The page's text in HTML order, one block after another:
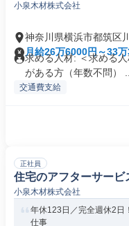
小泉木材株式会社
神奈川県横浜市都筑区
月給26万6000円～33
求める人材: ＜求める
がある方（年数不問） ...
交通費支給
正社員
住宅のアフターサービ
小泉木材株式会社
年休123日／完全週休2
仕事